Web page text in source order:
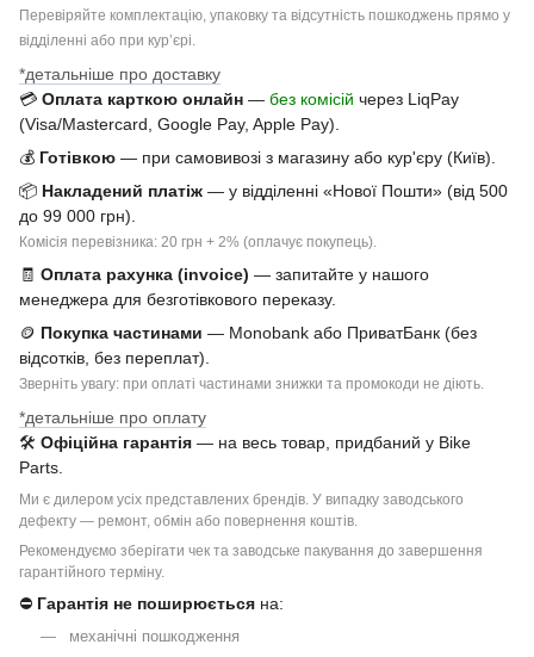
Перевіряйте комплектацію, упаковку та відсутність пошкоджень прямо у
відділенні або при курʼєрі.
*детальніше про доставку
💳 Оплата карткою онлайн — без комісій через LiqPay
(Visa/Mastercard, Google Pay, Apple Pay).
💰 Готівкою — при самовивозі з магазину або кур'єру (Київ).
📦 Накладений платіж — у відділенні «Нової Пошти» (від 500
до 99 000 грн).
Комісія перевізника: 20 грн + 2% (оплачує покупець).
🧾 Оплата рахунка (invoice) — запитайте у нашого
менеджера для безготівкового переказу.
🪙 Покупка частинами — Monobank або ПриватБанк (без
відсотків, без переплат).
Зверніть увагу: при оплаті частинами знижки та промокоди не діють.
*детальніше про оплату
🛠 Офіційна гарантія — на весь товар, придбаний у Bike
Parts.
Ми є дилером усіх представлених брендів. У випадку заводського
дефекту — ремонт, обмін або повернення коштів.
Рекомендуємо зберігати чек та заводське пакування до завершення
гарантійного терміну.
⛔ Гарантія не поширюється на:
механічні пошкодження